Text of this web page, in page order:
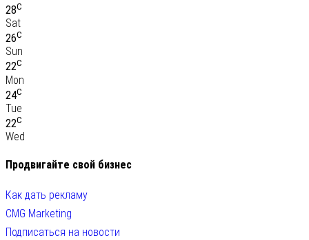
28C
Sat
26C
Sun
22C
Mon
24C
Tue
22C
Wed
Продвигайте свой бизнес
Как дать рекламу
CMG Marketing
Подписаться на новости